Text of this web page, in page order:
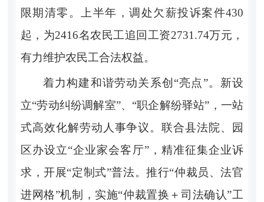
限期清零。上半年，调处欠薪投诉案件430
起，为2416名农民工追回工资2731.74万元，
有力维护农民工合法权益。
着力构建和谐劳动关系创“亮点”。新设
立“劳动纠纷调解室”、“职企解纷驿站”，一站
式高效化解劳动人事争议。联合县法院、园
区办设立“企业家会客厅”，精准征集企业诉
求，开展“定制式”普法。推行“仲裁员、法官
进网格”机制，实施“仲裁置换＋司法确认”工